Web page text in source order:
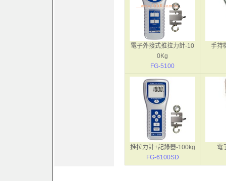
電子外接式推拉力計-10
0Kg
FG-5100
手持
推拉力計+記錄器-100kg
FG-6100SD
電